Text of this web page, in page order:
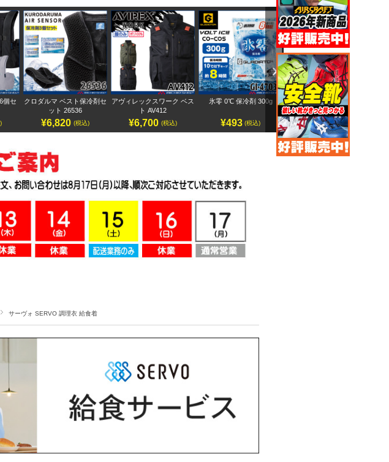
個セ
クロダルマ ベスト保冷剤セ
ット 26536
¥6,820 (税込)
アヴィレックスワーク ベス
ト AV412
¥6,700 (税込)
氷零 0℃ 保冷剤 300g
¥493 (税込)
アヴィレックスワーク 半袖
ブルゾン AV413
¥7,500 (税込)
Next
サーヴォ SERVO 調理衣 給食着